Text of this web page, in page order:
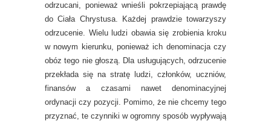
odrzucani, ponieważ wnieśli pokrzepiającą prawdę
do Ciała Chrystusa. Każdej prawdzie towarzyszy
odrzucenie. Wielu ludzi obawia się zrobienia kroku
w nowym kierunku, ponieważ ich denominacja czy
obóz tego nie głoszą. Dla usługujących, odrzucenie
przekłada się na stratę ludzi, członków, uczniów,
finansów a czasami nawet denominacyjnej
ordynacji czy pozycji. Pomimo, że nie chcemy tego
przyznać, te czynniki w ogromny sposób wypływają